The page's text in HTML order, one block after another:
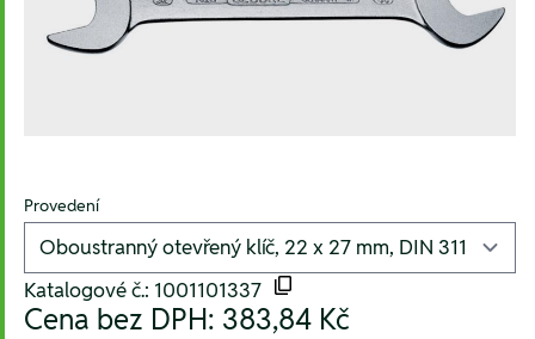
Provedení
Katalogové č.: 1001101337
Cena bez DPH: 383,84 Kč